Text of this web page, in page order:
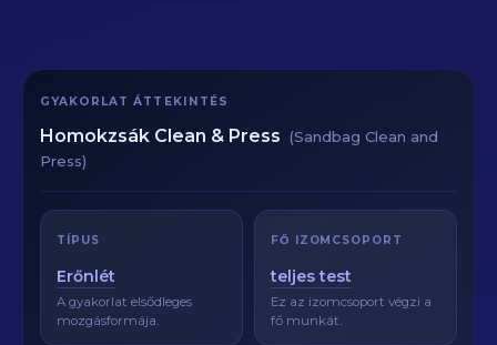
GYAKORLAT ÁTTEKINTÉS
Homokzsák Clean & Press (Sandbag Clean and
Press)
TÍPUS
Erőnlét
A gyakorlat elsődleges
mozgásformája.
FŐ IZOMCSOPORT
teljes test
Ez az izomcsoport végzi a
fő munkát.